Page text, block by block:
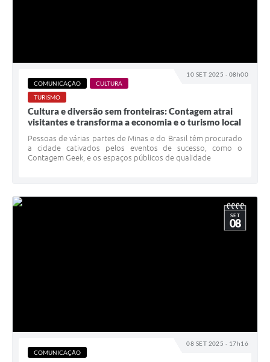
10 SET 2025 - 08h00
COMUNICAÇÃO
CULTURA
TURISMO
Cultura e diversão sem fronteiras: Contagem atrai
visitantes e transforma a economia e o turismo local
Pessoas de várias partes de Minas e do Brasil têm procurado
a cidade cativados pelos eventos de sucesso, como o
Contagem Geek, e os espaços públicos de qualidade
08 SET 2025 - 17h16
SET
08
COMUNICAÇÃO